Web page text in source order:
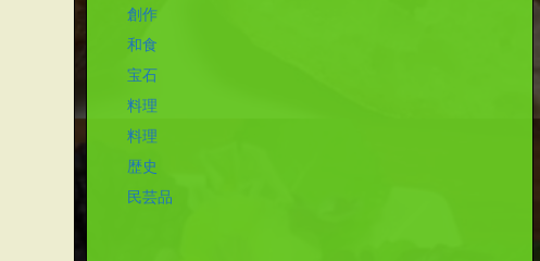
創作
和食
宝石
料理
料理
歴史
民芸品